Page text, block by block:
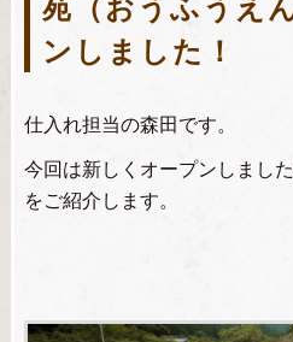
ンしました！
仕入れ担当の森田です。
今回は新しくオープンしまし
をご紹介します。